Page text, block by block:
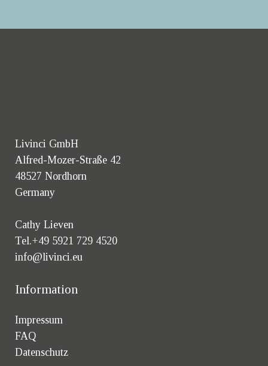
Livinci GmbH
Alfred-Mozer-Straße 42
48527 Nordhorn
Germany
Cathy Lieven
Tel.+49 5921 729 4520
info@livinci.eu
Information
Impressum
FAQ
Datenschutz